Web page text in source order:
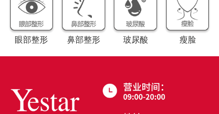
眼部整形 鼻部整形 玻尿酸 瘦脸